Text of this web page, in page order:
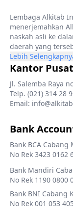
Lembaga Alkitab
menerjemahkan
naskah asli ke
daerah yang
Lebih
Kantor Pusat
Jl. Salemba Raya
Telp. (021) 314 28
Email:
Bank
Bank BCA Cabang
No Rek 3423 0162
Bank Mandiri
No Rek 1190 0800
Bank BNI Cabang
No Rek 001 053